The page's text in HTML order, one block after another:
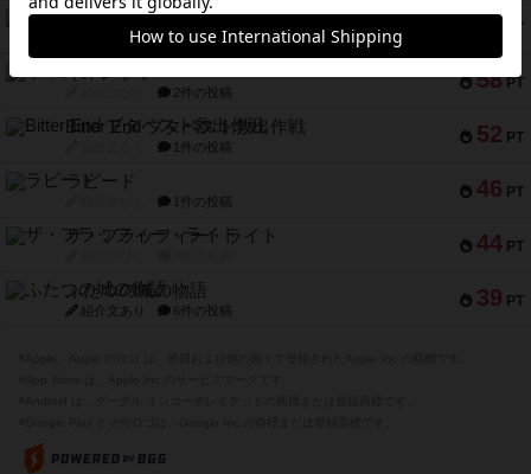
59 PT
スモールワールド
紹介文あり 13件の投稿
58 PT
2件の投稿
52 PT
Bitter End ブタペスト救出作戦
1件の投稿
46 PT
ラピード
1件の投稿
44 PT
ザ・フラッフィー・ライト
39 PT
ふたつの城の物語
紹介文あり 6件の投稿